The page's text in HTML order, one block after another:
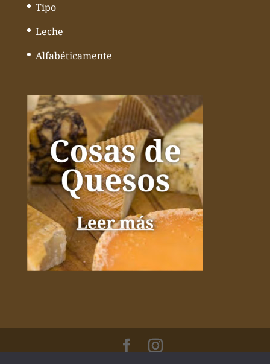
Tipo
Leche
Alfabéticamente